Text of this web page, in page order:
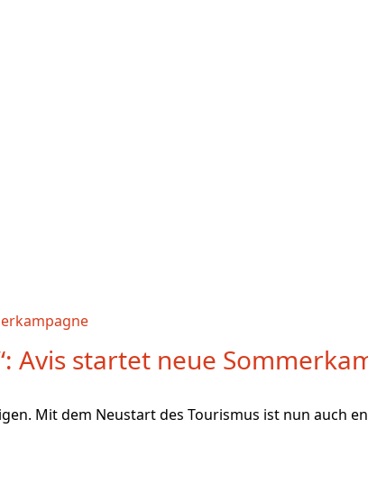
Avis startet neue
Mit dem Neustart des Tourismus ist nun auch